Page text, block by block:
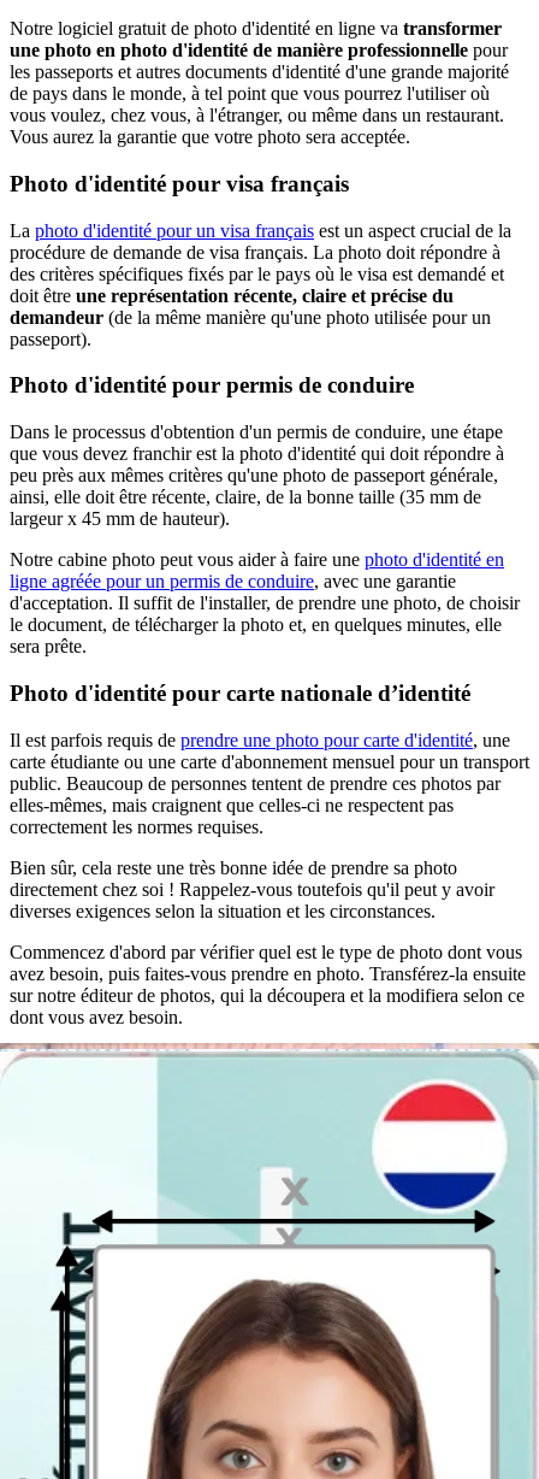
Notre logiciel gratuit de photo d'identité en ligne va transformer
une photo en photo d'identité de manière professionnelle pour
les passeports et autres documents d'identité d'une grande majorité
de pays dans le monde, à tel point que vous pourrez l'utiliser où
vous voulez, chez vous, à l'étranger, ou même dans un restaurant.
Vous aurez la garantie que votre photo sera acceptée.
Photo d'identité pour visa français
La photo d'identité pour un visa français est un aspect crucial de la
procédure de demande de visa français. La photo doit répondre à
des critères spécifiques fixés par le pays où le visa est demandé et
doit être une représentation récente, claire et précise du
demandeur (de la même manière qu'une photo utilisée pour un
passeport).
Photo d'identité pour permis de conduire
Dans le processus d'obtention d'un permis de conduire, une étape
que vous devez franchir est la photo d'identité qui doit répondre à
peu près aux mêmes critères qu'une photo de passeport générale,
ainsi, elle doit être récente, claire, de la bonne taille (35 mm de
largeur x 45 mm de hauteur).
Notre cabine photo peut vous aider à faire une photo d'identité en
ligne agréée pour un permis de conduire, avec une garantie
d'acceptation. Il suffit de l'installer, de prendre une photo, de choisir
le document, de télécharger la photo et, en quelques minutes, elle
sera prête.
Photo d'identité pour carte nationale d’identité
Il est parfois requis de prendre une photo pour carte d'identité, une
carte étudiante ou une carte d'abonnement mensuel pour un transport
public. Beaucoup de personnes tentent de prendre ces photos par
elles-mêmes, mais craignent que celles-ci ne respectent pas
correctement les normes requises.
Bien sûr, cela reste une très bonne idée de prendre sa photo
directement chez soi ! Rappelez-vous toutefois qu'il peut y avoir
diverses exigences selon la situation et les circonstances.
Commencez d'abord par vérifier quel est le type de photo dont vous
avez besoin, puis faites-vous prendre en photo. Transférez-la ensuite
sur notre éditeur de photos, qui la découpera et la modifiera selon ce
dont vous avez besoin.
Comment faire une photo d'identité
les plus pratiques et les plus confortables pour économiser beaucoup
de temps et d'argent.
Vous trouverez ci-dessous notre petit guide avec quelques conseils
sur la façon de faire une photo d'identité, correcte en utilisant notre
machine à photo d'identité à la maison. Tout ce dont vous avez
besoin, c'est d'un smartphone avec un appareil photo et d'Internet.
Comment faire une photo d’identité numérique ?
Voici la partie amusante de la prise d'une photo d'identité en ligne
par vous-même, dans votre propre maison. Lisez attentivement les
conseils et astuces suivantspour obtenir unephoto d'identité
numérique